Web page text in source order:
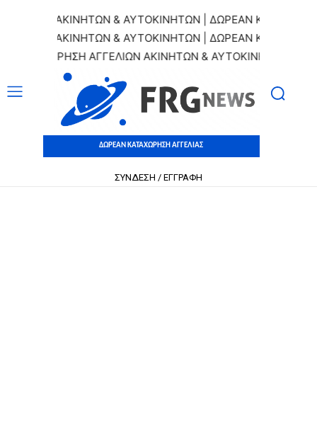
ΑΚΙΝΗΤΩΝ & ΑΥΤΟΚΙΝΗΤΩΝ | ΔΩΡΕΑΝ ΚΑΤΑΧΩΡΗΣΗ
ΑΚΙΝΗΤΩΝ & ΑΥΤΟΚΙΝΗΤΩΝ | ΔΩΡΕΑΝ ΚΑΤΑΧΩΡΗΣΗ
ΑΓΓΕΛΙΩΝ ΑΚΙΝΗΤΩΝ & ΑΥΤΟΚΙΝΗΤΩΝ |
ΔΩΡΕΑΝ ΚΑΤΑΧΩΡΗΣΗ ΑΓΓΕΛΙΑΣ
ΣΥΝΔΕΣΗ / ΕΓΓΡΑΦΗ